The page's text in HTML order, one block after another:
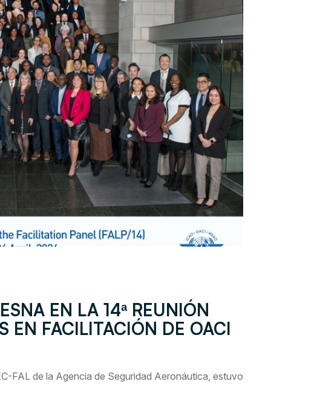
EN LA 14ª REUNIÓN
EN FACILITACIÓN DE OACI
FAL de la Agencia de Seguridad Aeronáutica, estuvo